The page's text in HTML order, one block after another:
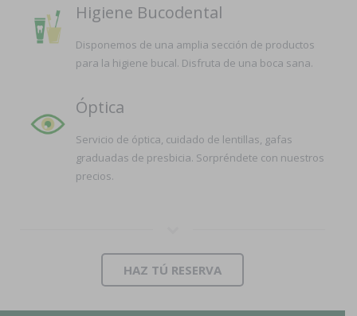
Higiene Bucodental
Disponemos de una amplia sección de productos
para la higiene bucal. Disfruta de una boca sana.
Óptica
Servicio de óptica, cuidado de lentillas, gafas
graduadas de presbicia. Sorpréndete con nuestros
precios.
HAZ TÚ RESERVA